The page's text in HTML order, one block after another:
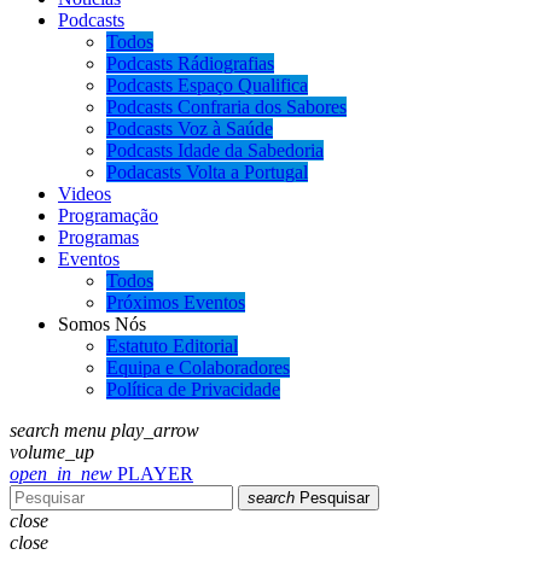
Podcasts
Todos
Podcasts Rádiografias
Podcasts Espaço Qualifica
Podcasts Confraria dos Sabores
Podcasts Voz à Saúde
Podcasts Idade da Sabedoria
Podacasts Volta a Portugal
Videos
Programação
Programas
Eventos
Todos
Próximos Eventos
Somos Nós
Estatuto Editorial
Equipa e Colaboradores
Política de Privacidade
search menu play_arrow
volume_up
open_in_new PLAYER
search Pesquisar
close
close